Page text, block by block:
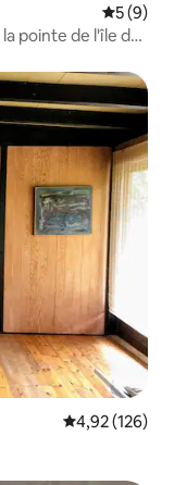
Note
5 (9)
pointe de l'île de
Note
4,92 (126)